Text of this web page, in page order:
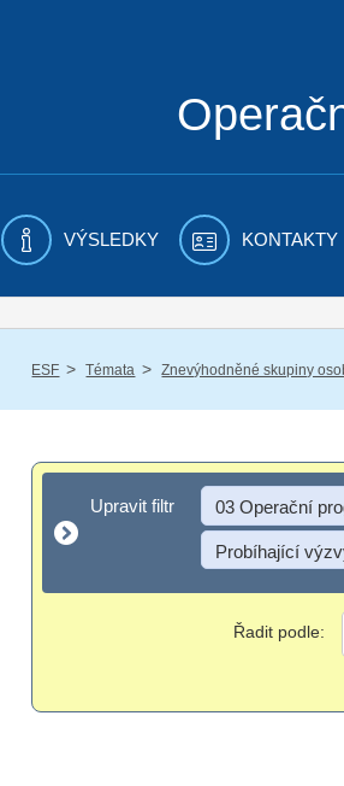
VÝSLEDKY KONTAKTY
ESF / Témata / Znevýhodněné skupiny
Upravit filtr
Upravit filtr 03 Operační
Probíhající
Řadit podle: